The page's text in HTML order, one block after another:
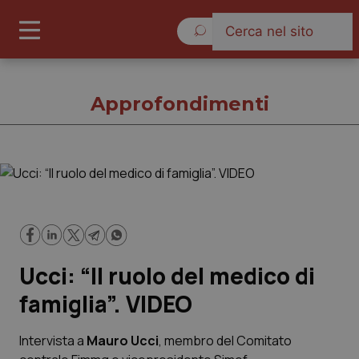
Cronache
Governo e Parlamento
Regioni e Asl
Lavoro e Professioni
Approfondimenti
Ucci: “Il ruolo del medico di
famiglia”. VIDEO
Intervista a Mauro Ucci, membro del Comitato